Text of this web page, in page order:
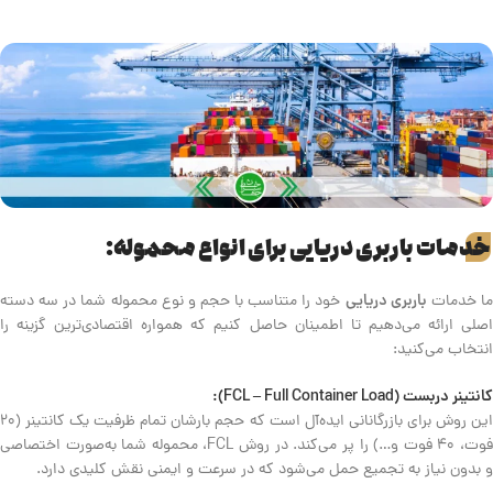
خدمات باربری دریایی برای انواع محموله:
ما خدمات باربری دریایی خود را متناسب با حجم و نوع محموله شما در سه دسته
اصلی ارائه می‌دهیم تا اطمینان حاصل کنیم که همواره اقتصادی‌ترین گزینه را
انتخاب می‌کنید:
کانتینر دربست (FCL – Full Container Load):
این روش برای بازرگانانی ایده‌آل است که حجم بارشان تمام ظرفیت یک کانتینر (۲۰
فوت، ۴۰ فوت و…) را پر می‌کند. در روش FCL، محموله شما به‌صورت اختصاصی
و بدون نیاز به تجمیع حمل می‌شود که در سرعت و ایمنی نقش کلیدی دارد.